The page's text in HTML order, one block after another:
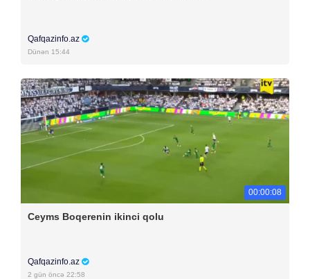
Qafqazinfo.az
Dünən 15:44
00:00:08
Ceyms Boqerenin ikinci qolu
Qafqazinfo.az
2 gün öncə 22:58